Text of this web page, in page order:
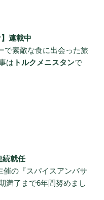
連載中
で素敵な食に出会った旅
は トルクメニスタンで
続就任
催の『スパイスアンバサ
満了まで6年間努めまし